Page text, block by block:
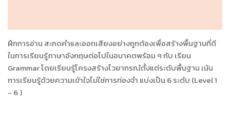
ฝึกการอ่าน สะกดคำและออกเสียงอย่างถูกต้องเพื่อสร้างพื้นฐานที่ดี
ในการเรียนรู้ภาษาอังกฤษต่อไปในอนาคตพร้อม ๆ กับ เรียน
Grammar โดยเรียนรู้โครงสร้างไวยากรณ์ตั้งแต่ระดับพื้นฐาน เน้น
การเรียนรู้ด้วยความเข้าใจไม่ใช่การท่องจำ แบ่งเป็น 6 ระดับ (Level 1
- 6 )